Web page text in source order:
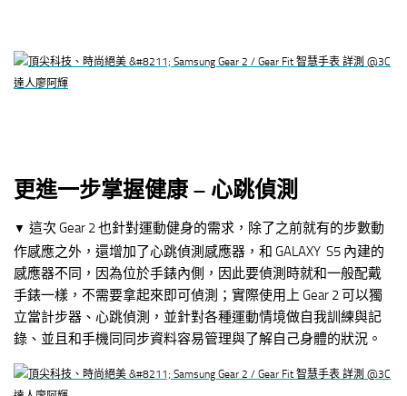
更進一步掌握健康 – 心跳偵測
▼ 這次 Gear 2 也針對運動健身的需求，除了之前就有的步數動
作感應之外，還增加了心跳偵測感應器，和 GALAXY S5 內建的
感應器不同，因為位於手錶內側，因此要偵測時就和一般配戴
手錶一樣，不需要拿起來即可偵測；實際使用上 Gear 2 可以獨
立當計步器、心跳偵測，並針對各種運動情境做自我訓練與記
錄、並且和手機同同步資料容易管理與了解自己身體的狀況。